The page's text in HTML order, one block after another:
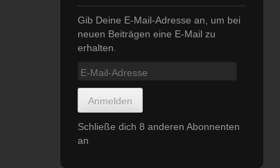
Gib Deine E-Mail-Adresse an, um bei
neuen Beiträgen eine E-Mail zu
erhalten.
E-
Adresse
Anmelden
Schließe dich 8 anderen Abonnenten
an